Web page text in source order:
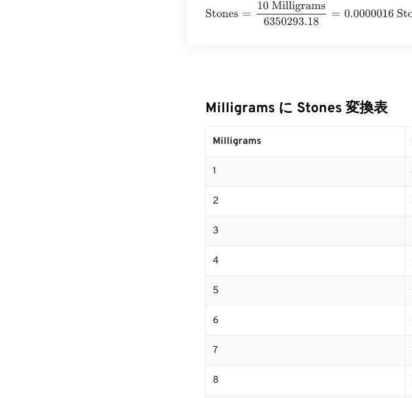
Stones
10 Milligrams6350293.18=0.0000016
Milligrams に Stones 変換表
Milligrams
1
2
3
4
5
6
7
8